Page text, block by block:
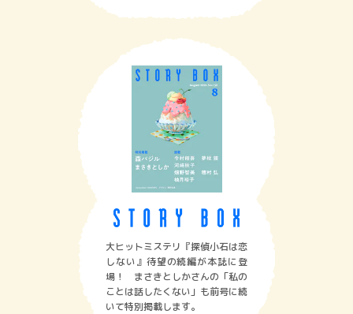
大ヒットミステリ『探偵小石は恋
しない』待望の続編が本誌に登
場！ まさきとしかさんの「私の
ことは話したくない」も前号に続
いて特別掲載します。